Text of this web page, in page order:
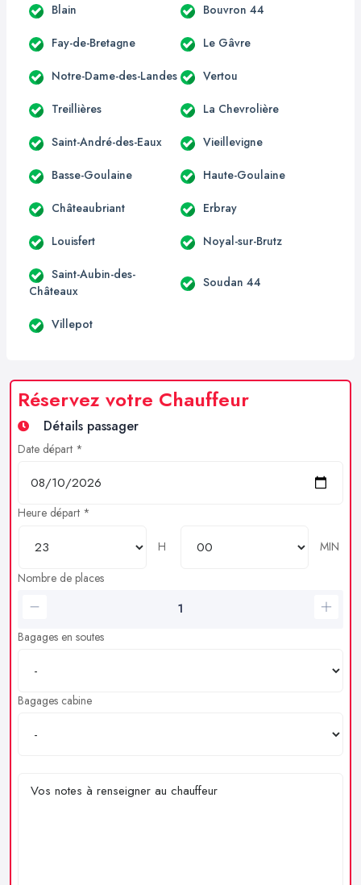
Blain Bouvron 44
Fay-de-Bretagne Le Gâvre
Notre-Dame-des-Landes Vertou
Treillières La Chevrolière
Saint-André-des-Eaux Vieillevigne
Basse-Goulaine Haute-Goulaine
Châteaubriant Erbray
Louisfert Noyal-sur-Brutz
Saint-Aubin-des-
Châteaux
Soudan 44
Villepot
Réservez votre Chauffeur
Détails passager
Date départ *
Heure départ *
H
MIN
Nombre de places
Bagages en soutes
Bagages cabine